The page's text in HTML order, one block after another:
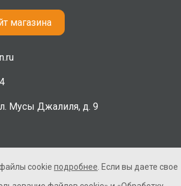
магазина
Мусы Джалиля, д. 9
Все права защищены. Не
cookie подробнее . Если вы даете свое